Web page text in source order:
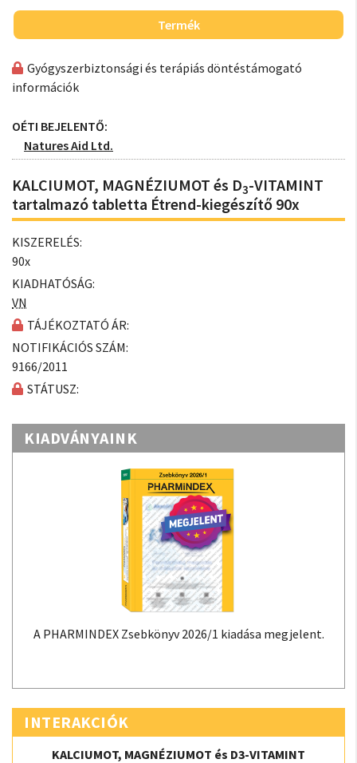
Termék
Gyógyszerbiztonsági és terápiás döntéstámogató
információk
OÉTI BEJELENTŐ:
Natures Aid Ltd.
KALCIUMOT, MAGNÉZIUMOT és D3-VITAMINT
tartalmazó tabletta Étrend-kiegészítő 90x
KISZERELÉS:
90x
KIADHATÓSÁG:
VN
TÁJÉKOZTATÓ ÁR:
NOTIFIKÁCIÓS SZÁM:
9166/2011
STÁTUSZ:
KIADVÁNYAINK
A PHARMINDEX Zsebkönyv 2026/1 kiadása megjelent.
INTERAKCIÓK
KALCIUMOT, MAGNÉZIUMOT és D3-VITAMINT